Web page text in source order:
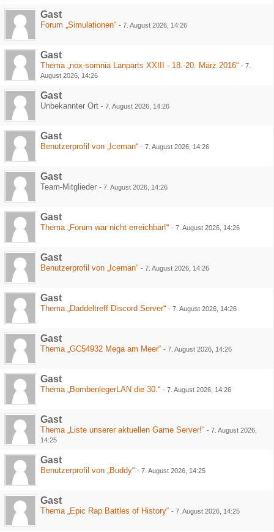
Gast
Forum „Simulationen“ - 7. August 2026, 14:26
Gast
Thema „nox-somnia Lanparts XXIII - 18.-20. März 2016“ - 7.
August 2026, 14:26
Gast
Unbekannter Ort - 7. August 2026, 14:26
Gast
Benutzerprofil von „Iceman“ - 7. August 2026, 14:26
Gast
Team-Mitglieder - 7. August 2026, 14:26
Gast
Thema „Forum war nicht erreichbar!“ - 7. August 2026, 14:26
Gast
Benutzerprofil von „Iceman“ - 7. August 2026, 14:26
Gast
Thema „Daddeltreff Discord Server“ - 7. August 2026, 14:26
Gast
Thema „GC54932 Mega am Meer“ - 7. August 2026, 14:26
Gast
Thema „BombenlegerLAN die 30.“ - 7. August 2026, 14:26
Gast
Thema „Liste unserer aktuellen Game Server!“ - 7. August 2026,
14:25
Gast
Benutzerprofil von „Buddy“ - 7. August 2026, 14:25
Gast
Thema „Epic Rap Battles of History“ - 7. August 2026, 14:25